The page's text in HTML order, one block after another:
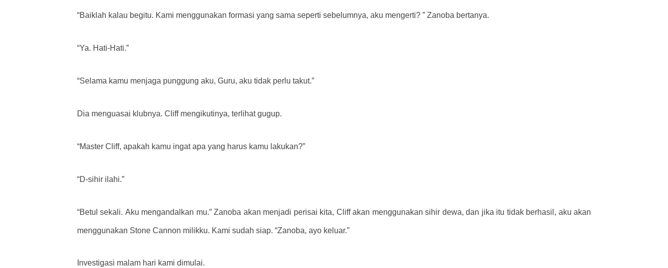
“Baiklah kalau begitu. Kami menggunakan formasi yang sama seperti sebelumnya, aku mengerti? ” Zanoba bertanya.
“Ya. Hati-Hati.”
“Selama kamu menjaga punggung aku, Guru, aku tidak perlu takut.”
Dia menguasai klubnya. Cliff mengikutinya, terlihat gugup.
“Master Cliff, apakah kamu ingat apa yang harus kamu lakukan?”
“D-sihir ilahi.”
“Betul sekali. Aku mengandalkan mu.” Zanoba akan menjadi perisai kita, Cliff akan menggunakan sihir dewa, dan jika itu tidak berhasil, aku akan
menggunakan Stone Cannon milikku. Kami sudah siap. “Zanoba, ayo keluar.”
Investigasi malam hari kami dimulai.